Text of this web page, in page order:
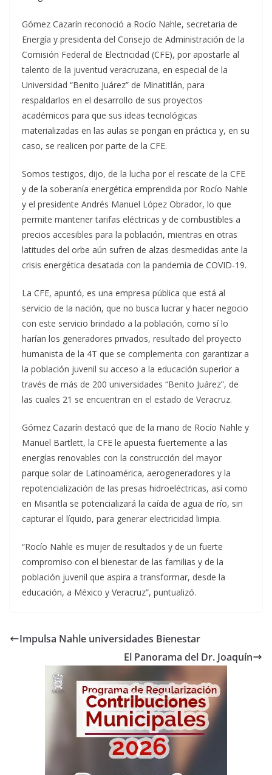
Gómez Cazarín reconoció a Rocío Nahle, secretaria de
Energía y presidenta del Consejo de Administración de la
Comisión Federal de Electricidad (CFE), por apostarle al
talento de la juventud veracruzana, en especial de la
Universidad “Benito Juárez” de Minatitlán, para
respaldarlos en el desarrollo de sus proyectos
académicos para que sus ideas tecnológicas
materializadas en las aulas se pongan en práctica y, en su
caso, se realicen por parte de la CFE.
Somos testigos, dijo, de la lucha por el rescate de la CFE
y de la soberanía energética emprendida por Rocío Nahle
y el presidente Andrés Manuel López Obrador, lo que
permite mantener tarifas eléctricas y de combustibles a
precios accesibles para la población, mientras en otras
latitudes del orbe aún sufren de alzas desmedidas ante la
crisis energética desatada con la pandemia de COVID-19.
La CFE, apuntó, es una empresa pública que está al
servicio de la nación, que no busca lucrar y hacer negocio
con este servicio brindado a la población, como sí lo
harían los generadores privados, resultado del proyecto
humanista de la 4T que se complementa con garantizar a
la población juvenil su acceso a la educación superior a
través de más de 200 universidades “Benito Juárez”, de
las cuales 21 se encuentran en el estado de Veracruz.
Gómez Cazarín destacó que de la mano de Rocío Nahle y
Manuel Bartlett, la CFE le apuesta fuertemente a las
energías renovables con la construcción del mayor
parque solar de Latinoamérica, aerogeneradores y la
repotencialización de las presas hidroeléctricas, así como
en Misantla se potencializará la caída de agua de río, sin
capturar el líquido, para generar electricidad limpia.
“Rocío Nahle es mujer de resultados y de un fuerte
compromiso con el bienestar de las familias y de la
población juvenil que aspira a transformar, desde la
educación, a México y Veracruz”, puntualizó.
Impulsa Nahle universidades Bienestar
El Panorama del Dr. Joaquín